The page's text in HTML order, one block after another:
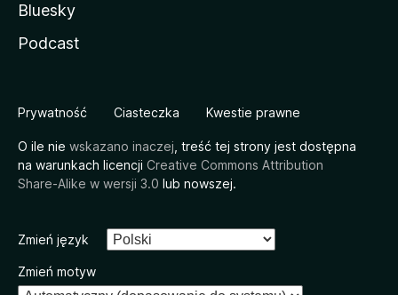
Bluesky
Podcast
Prywatność Ciasteczka Kwestie prawne
O ile nie wskazano inaczej , treść tej strony jest dostępna
na warunkach licencji Creative Commons Attribution
Share-Alike w wersji 3.0 lub nowszej.
Zmień język
Zmień motyw